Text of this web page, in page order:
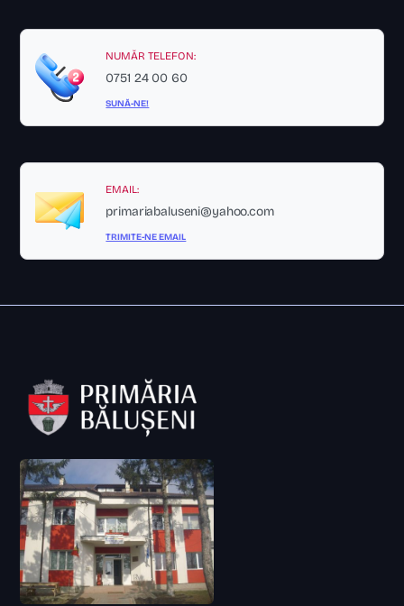
NUMĂR TELEFON:
0751 24 00 60
SUNĂ-NE!
EMAIL:
primariabaluseni@yahoo.com
TRIMITE-NE EMAIL